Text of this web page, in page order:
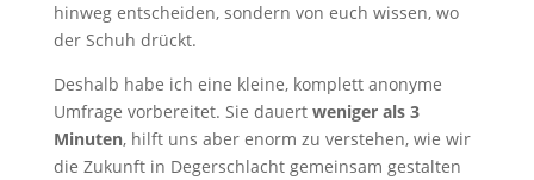
hinweg entscheiden, sondern von euch wissen, wo
der Schuh drückt.
Deshalb habe ich eine kleine, komplett anonyme
Umfrage vorbereitet. Sie dauert weniger als 3
Minuten, hilft uns aber enorm zu verstehen, wie wir
die Zukunft in Degerschlacht gemeinsam gestalten